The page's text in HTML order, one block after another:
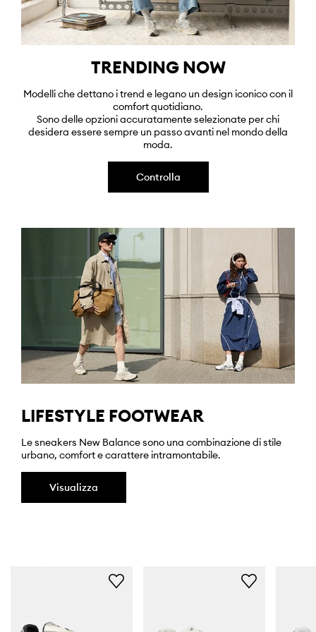
TRENDING NOW
Modelli che dettano i trend e legano un design iconico con il
comfort quotidiano.
Sono delle opzioni accuratamente selezionate per chi
desidera essere sempre un passo avanti nel mondo della
moda.
Controlla
LIFESTYLE FOOTWEAR
Le sneakers New Balance sono una combinazione di stile
urbano, comfort e carattere intramontabile.
Visualizza